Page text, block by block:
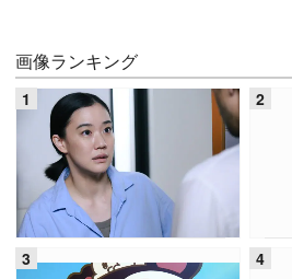
画像ランキング